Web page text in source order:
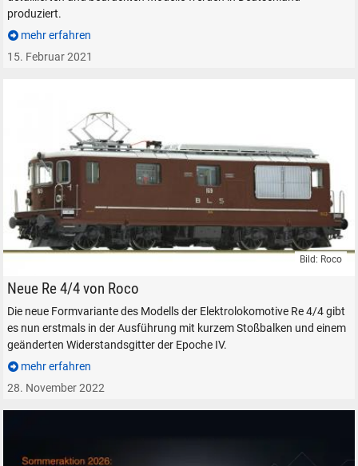
produziert.
mehr erfahren
15. Februar 2021
Roco BLS Re 4/4 in H0
Bild: Roco
Neue Re 4/4 von Roco
Die neue Formvariante des Modells der Elektrolokomotive Re 4/4 gibt
es nun erstmals in der Ausführung mit kurzem Stoßbalken und einem
geänderten Widerstandsgitter der Epoche IV.
mehr erfahren
28. November 2022
Suche ...